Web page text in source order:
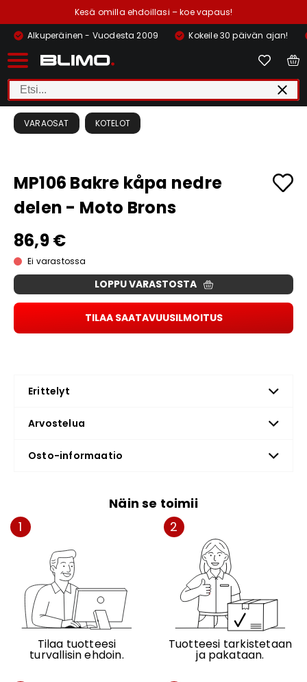
Kesä omilla ehdoillasi – koe vapaus!
Alkuperäinen - Vuodesta 2009
Kokeile 30 päivän ajan!
VARAOSAT KOTELOT
MP106 Bakre kåpa nedre
delen - Moto Brons
86,9 €
Ei varastossa
LOPPU VARASTOSTA
TILAA SAATAVUUSILMOITUS
Erittelyt
Arvostelua
Osto-informaatio
Näin se toimii
1
Tilaa tuotteesi
turvallisin ehdoin.
2
Tuotteesi tarkistetaan
ja pakataan.